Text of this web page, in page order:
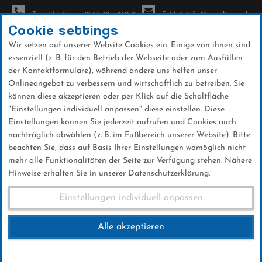
Direkt
zum
Inhalt
Ticket-Hotline: +49 56 32 - 960-0 E-Mail: info@sc-willingen.de
Weltcup
Chat-Historie
Cookie settings
Wir setzen auf unserer Website Cookies ein. Einige von ihnen sind
essenziell (z. B. für den Betrieb der Webseite oder zum Ausfüllen
der Kontaktformulare), während andere uns helfen unser
Onlineangebot zu verbessern und wirtschaftlich zu betreiben. Sie
können diese akzeptieren oder per Klick auf die Schaltfläche
"Einstellungen individuell anpassen" diese einstellen. Diese
Einstellungen können Sie jederzeit aufrufen und Cookies auch
nachträglich abwählen (z. B. im Fußbereich unserer Website). Bitte
beachten Sie, dass auf Basis Ihrer Einstellungen womöglich nicht
mehr alle Funktionalitäten der Seite zur Verfügung stehen. Nähere
Hinweise erhalten Sie in unserer Datenschutzerklärung.
Einstellungen individuell anpassen
Alle akzeptieren